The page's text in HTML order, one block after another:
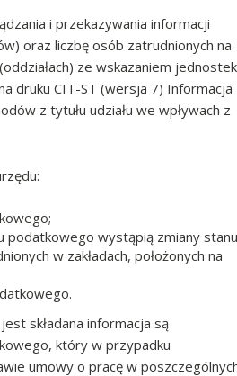
i przekazywania informacji
oraz liczbę osób zatrudnionych na
ze wskazaniem jednostek
druku CIT-ST (wersja 7) Informacja
z tytułu udziału we wpływach z
podatkowego wystąpią zmiany stanu
w zakładach, położonych na
składana informacja są
który w przypadku
umowy o pracę w